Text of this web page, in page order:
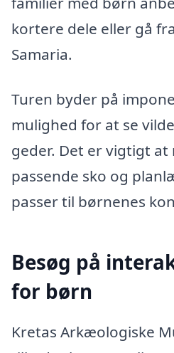
kortere dele eller gå
Samaria.
Turen byder på
mulighed for at se
geder. Det er vigtigt
passende sko og
passer til børnenes
Besøg på
for børn
Kretas Arkæologiske